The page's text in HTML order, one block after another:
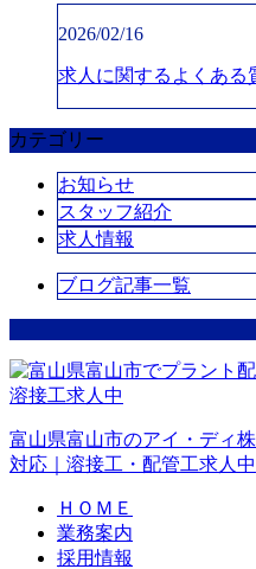
2026/02/16
求人に関するよくある
カテゴリー
お知らせ
スタッフ紹介
求人情報
ブログ記事一覧
富山県富山市のアイ・ディ
対応｜溶接工・配管工求人中
ＨＯＭＥ
業務案内
採用情報